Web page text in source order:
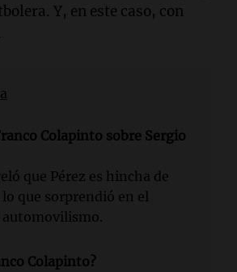
Y, en este caso, con
Colapinto sobre Sergio
que Pérez es hincha de
lo que sorprendió en el
Colapinto?